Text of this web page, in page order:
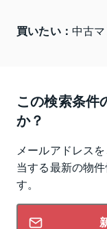
買いたい： 中古
この検索条件
か？
メールアドレス
当する最新の物
す。